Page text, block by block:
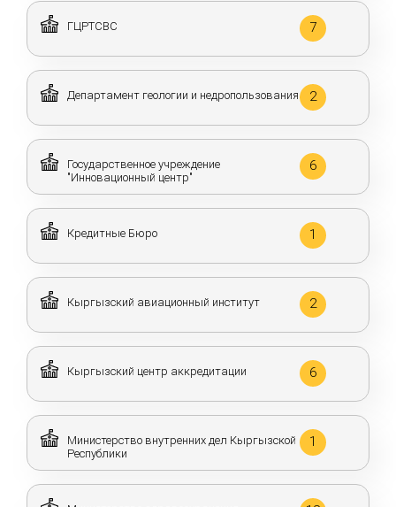
ГЦРТСВС 7
Департамент геологии и недропользования 2
Государственное учреждение
"Инновационный центр"
6
Кредитные Бюро 1
Кыргызский авиационный институт 2
Кыргызский центр аккредитации 6
Министерство внутренних дел Кыргызской
Республики
1